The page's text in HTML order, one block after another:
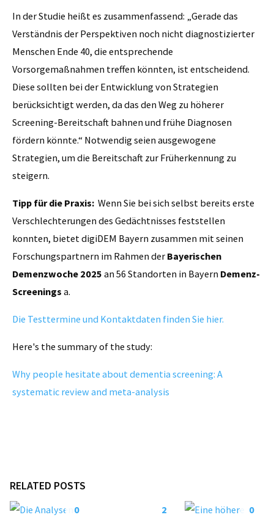
In der Studie heißt es zusammenfassend: „Gerade das
Verständnis der Perspektiven noch nicht diagnostizierter
Menschen Ende 40, die entsprechende
Vorsorgemaßnahmen treffen könnten, ist entscheidend.
Diese sollten bei der Entwicklung von Strategien
berücksichtigt werden, da das den Weg zu höherer
Screening-Bereitschaft bahnen und frühe Diagnosen
fördern könnte.“ Notwendig seien ausgewogene
Strategien, um die Bereitschaft zur Früherkennung zu
steigern.
Tipp für die Praxis: Wenn Sie bei sich selbst bereits erste
Verschlechterungen des Gedächtnisses feststellen
konnten, bietet digiDEM Bayern zusammen mit seinen
Forschungspartnern im Rahmen der Bayerischen
Demenzwoche 2025 an 56 Standorten in Bayern Demenz-
Screenings a.
Die Testtermine und Kontaktdaten finden Sie hier.
Here's the summary of the study:
Why people hesitate about dementia screening: A
systematic review and meta-analysis
RELATED POSTS
0
2
0